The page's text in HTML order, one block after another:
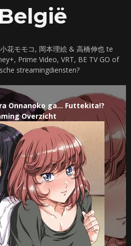
花モモコ, 岡本理絵 & 高橋伸也 te
Prime Video, VRT, BE TV GO of
streamingdiensten?
Onnanoko ga… Futtekita!?
Overzicht